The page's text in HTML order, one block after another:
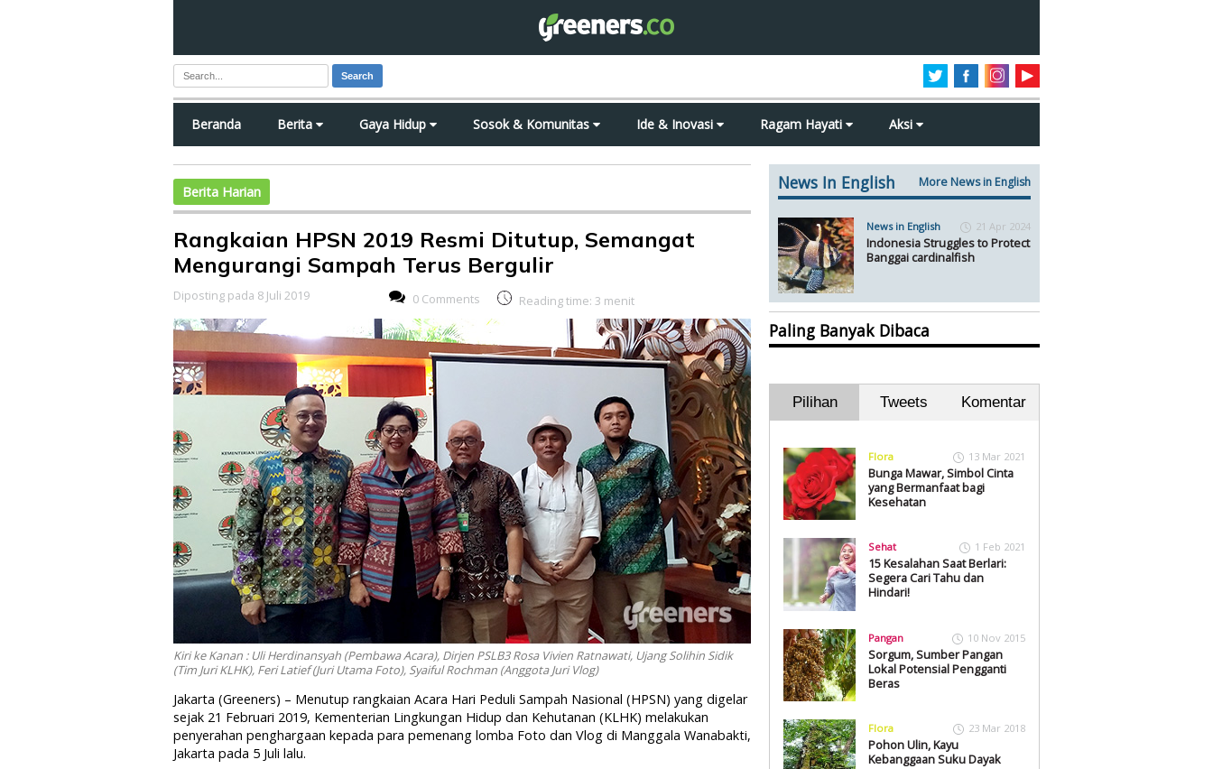
Search
Beranda Berita Gaya Hidup Sosok & Komunitas Ide & Inovasi Ragam Hayati Aksi
Berita Harian
Rangkaian HPSN 2019 Resmi Ditutup, Semangat
Mengurangi Sampah Terus Bergulir
Diposting pada 8 Juli 2019 0 Comments Reading time: 3 menit
Kiri ke Kanan : Uli Herdinansyah (Pembawa Acara), Dirjen PSLB3 Rosa Vivien Ratnawati, Ujang Solihin Sidik
(Tim Juri KLHK), Feri Latief (Juri Utama Foto), Syaiful Rochman (Anggota Juri Vlog)
Jakarta (Greeners) – Menutup rangkaian Acara Hari Peduli Sampah Nasional (HPSN) yang digelar
sejak 21 Februari 2019, Kementerian Lingkungan Hidup dan Kehutanan (KLHK) melakukan
penyerahan penghargaan kepada para pemenang lomba Foto dan Vlog di Manggala Wanabakti,
Jakarta pada 5 Juli lalu.
News In English More News in English
News in English 21 Apr 2024
Indonesia Struggles to Protect
Banggai cardinalfish
Paling Banyak Dibaca
Pilihan Tweets Komentar
Flora 13 Mar 2021
Bunga Mawar, Simbol Cinta
yang Bermanfaat bagi
Kesehatan
Sehat 1 Feb 2021
15 Kesalahan Saat Berlari:
Segera Cari Tahu dan
Hindari!
Pangan 10 Nov 2015
Sorgum, Sumber Pangan
Lokal Potensial Pengganti
Beras
Flora 23 Mar 2018
Pohon Ulin, Kayu
Kebanggaan Suku Dayak